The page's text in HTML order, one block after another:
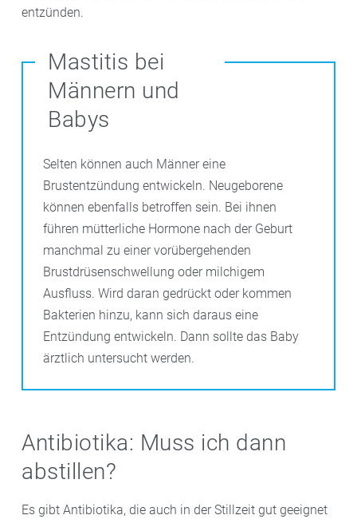
entzünden.
Mastitis bei
Männern und
Babys
Selten können auch Männer eine
Brustentzündung entwickeln. Neugeborene
können ebenfalls betroffen sein. Bei ihnen
führen mütterliche Hormone nach der Geburt
manchmal zu einer vorübergehenden
Brustdrüsenschwellung oder milchigem
Ausfluss. Wird daran gedrückt oder kommen
Bakterien hinzu, kann sich daraus eine
Entzündung entwickeln. Dann sollte das Baby
ärztlich untersucht werden.
Antibiotika: Muss ich dann
abstillen?
Es gibt Antibiotika, die auch in der Stillzeit gut geeignet